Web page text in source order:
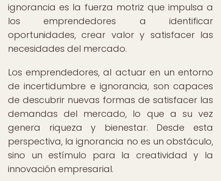
ignorancia es la fuerza motriz que impulsa a
los emprendedores a identificar
oportunidades, crear valor y satisfacer las
necesidades del mercado.
Los emprendedores, al actuar en un entorno
de incertidumbre e ignorancia, son capaces
de descubrir nuevas formas de satisfacer las
demandas del mercado, lo que a su vez
genera riqueza y bienestar. Desde esta
perspectiva, la ignorancia no es un obstáculo,
sino un estímulo para la creatividad y la
innovación empresarial.